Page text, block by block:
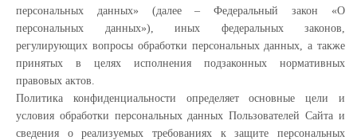
персональных данных» (далее – Федеральный закон «О
персональных данных»), иных федеральных законов,
регулирующих вопросы обработки персональных данных, а также
принятых в целях исполнения подзаконных нормативных
правовых актов.
Политика конфиденциальности определяет основные цели и
условия обработки персональных данных Пользователей Сайта и
сведения о реализуемых требованиях к защите персональных